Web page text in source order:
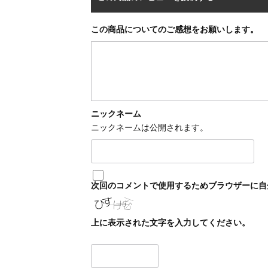
この商品についてのご感想をお願いします。
ニックネーム
ニックネームは公開されます。
次回のコメントで使用するためブラウザーに
上に表示された文字を入力してください。